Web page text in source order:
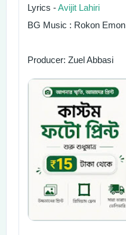
Lyrics -Avijit Lahiri
BG Music : Rokon Emon
Producer: Zuel Abbasi